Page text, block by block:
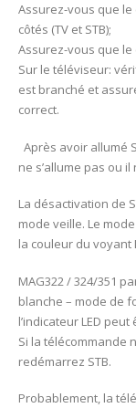
Assurez-vous que
côtés (TV et STB);
Assurez-vous que
Sur le téléviseur:
est branché et
correct.
Après avoir allumé
ne s’allume pas ou il
La désactivation de
mode veille. Le
la couleur du voyant
MAG322 / 324/351
blanche – mode de
l’indicateur LED
Si la télécommande
redémarrez STB.
Probablement, la